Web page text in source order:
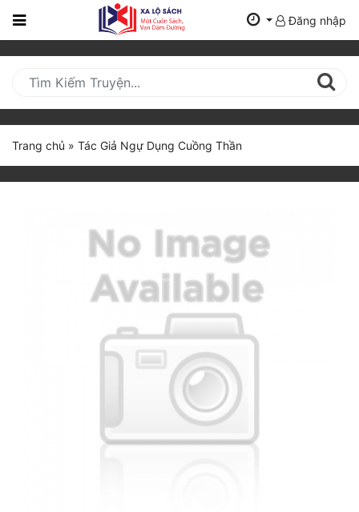
Trang
Mới
Cập
Nhật
(current)
Đăng nhập
Trang chủ » Tác Giả Ngự Dụng Cuồng Thần